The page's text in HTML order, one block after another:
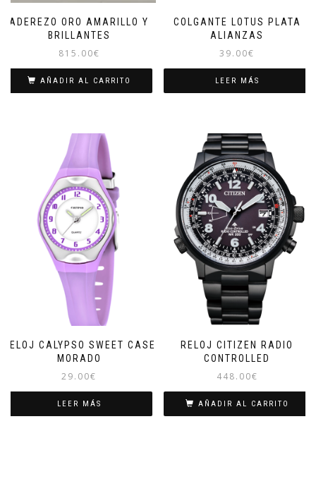
ADEREZO ORO AMARILLO Y
BRILLANTES
815.00€
AÑADIR AL CARRITO
COLGANTE LOTUS PLATA
ALIANZAS
39.00€
LEER MÁS
RELOJ CALYPSO SWEET CASE
MORADO
29.00€
LEER MÁS
RELOJ CITIZEN RADIO
CONTROLLED
448.00€
AÑADIR AL CARRITO